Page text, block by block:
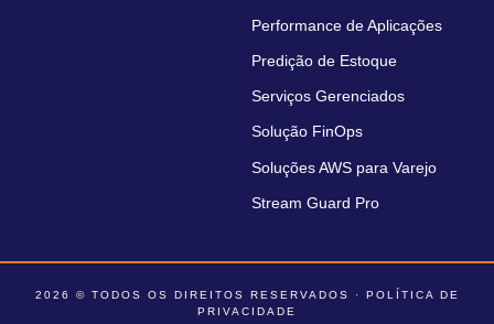
Performance de Aplicações
Predição de Estoque
Serviços Gerenciados
Solução FinOps
Soluções AWS para Varejo
Stream Guard Pro
2026 © TODOS OS DIREITOS RESERVADOS · POLÍTICA DE
PRIVACIDADE